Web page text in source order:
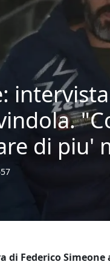
di piu'
di Federico